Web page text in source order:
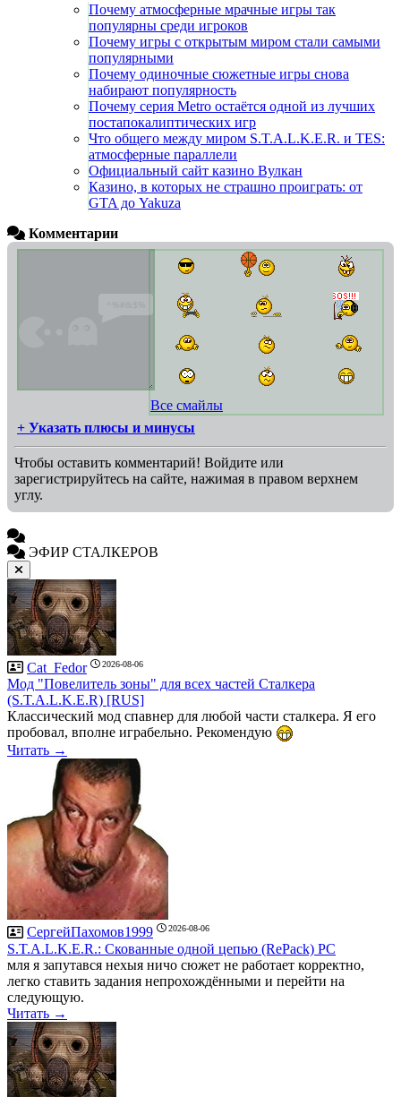
Почему атмосферные мрачные игры так
популярны среди игроков
Почему игры с открытым миром стали самыми
популярными
Почему одиночные сюжетные игры снова
набирают популярность
Почему серия Metro остаётся одной из лучших
постапокалиптических игр
Что общего между миром S.T.A.L.K.E.R. и TES:
атмосферные параллели
Официальный сайт казино Вулкан
Казино, в которых не страшно проиграть: от
GTA до Yakuza
Комментарии
Все смайлы
+ Указать плюсы и минусы
Чтобы оставить комментарий! Войдите или
зарегистрируйтесь на сайте, нажимая в правом верхнем
углу.
ЭФИР СТАЛКЕРОВ
Cat_Fedor 2026-08-06
Мод "Повелитель зоны" для всех частей Сталкера
(S.T.A.L.K.E.R) [RUS]
Классический мод спавнер для любой части сталкера. Я его
пробовал, вполне играбельно. Рекомендую
Читать →
СергейПахомов1999 2026-08-06
S.T.A.L.K.E.R.: Скованные одной цепью (RePack) PC
мля я запутався нехыя ничо сюжет не работает корректно,
легко ставить задания непрохождёнными и перейти на
следующую.
Читать →